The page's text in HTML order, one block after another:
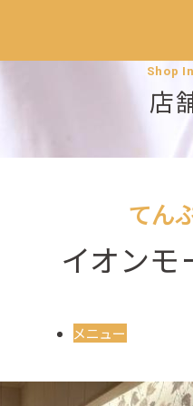
Shop
店
てん
イオン
メニュー